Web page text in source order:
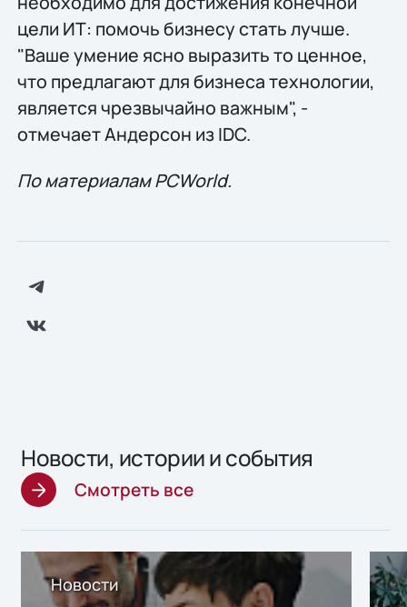
цели ИТ: помочь бизнесу стать лучше.
"Ваше умение ясно выразить то ценное,
что предлагают для бизнеса технологии,
является чрезвычайно важным", -
отмечает Андерсон из IDC.
По материалам PCWorld.
Новости, истории и события
Смотреть все
Новости